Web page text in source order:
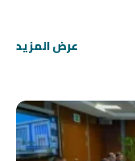
عرض المزيد